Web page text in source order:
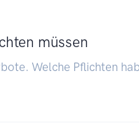
müssen
Welche Pflichten